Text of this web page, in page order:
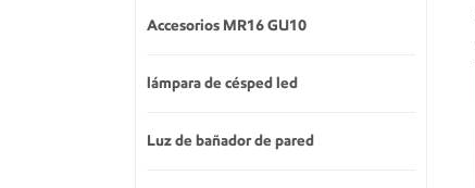
Accesorios MR16 GU10
lámpara de césped led
Luz de bañador de pared